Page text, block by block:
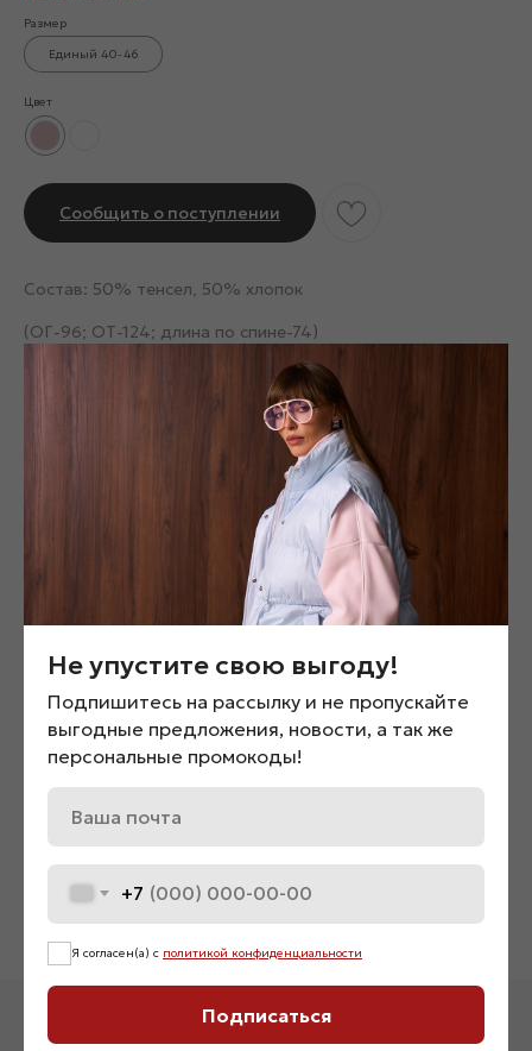
Размер
Единый 40-46
Цвет
Сообщить о поступлении
Состав: 50% тенсел, 50% хлопок
(ОГ-96; ОТ-124; длина по спине-74)
Джинсы прямого кроя с
высокой посадкой «01286»
5 600 ₽
Нет в наличии
2 900 ₽
Не упустите свою выгоду!
Подпишитесь на рассылку и не пропускайте
выгодные предложения, новости, а так же
персональные промокоды!
+7
Я согласен(а) с политикой конфиденциальности
Подписаться